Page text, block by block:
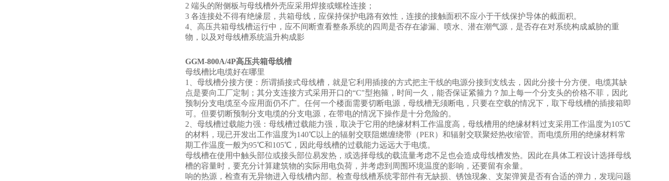
2 端头的附侧板与母线槽外壳应采用焊接或螺栓连接；
3 各连接处不得有绝缘层，共箱母线，应保持保护电路有效性，连接的接触面积不应小于干线保护导体的截面积。
4、高压共箱母线槽运行中，应不间断查看整条系统的四周是否存在渗漏、喷水、潜在潮气源，是否存在对系统构成威胁的重
物，以及对母线槽系统温升构成影
GGM-800A/4P高压共箱母线槽
母线槽比电缆好在哪里
1、母线槽分接方便：所谓插接式母线槽，就是它利用插接的方式把主干线的电源分接到支线去，因此分接十分方便。电缆其缺
点是要向工厂定制；其分支连接方式采用开口的“C"型抱箍，时间一久，能否保证紧箍力？加上每一个分支头的价格不菲，因此
预制分支电缆至今应用面仍不广。任何一个楼面需要切断电源，母线槽无须断电，只要在空载的情况下，取下母线槽的插接箱即
可。但要切断预制分支电缆的分支电源，在带电的情况下操作是十分危险的。
2、母线槽过载能力强：母线槽过载能力强，取决于它用的绝缘材料工作温度高，母线槽用的绝缘材料过支采用工作温度为105℃
的材料，现已开发出工作温度为140℃以上的辐射交联阻燃缠绕带（PER）和辐射交联聚烃热收缩管。而电缆所用的绝缘材料常
期工作温度一般为95℃和105℃，因此母线槽的过载能力远远大于电缆。
母线槽在使用中触头部位或接头部位易发热，或选择母线的载流量考虑不足也会造成母线槽发热。因此在具体工程设计选择母线
槽的容量时，要充分计算建筑物的实际用电负荷，并考虑到周围环境温度的影响，还要留有余量。
响的热源，检查有无异物进入母线槽内部。检查母线槽系统零部件有无缺损、锈蚀现象、支架弹簧是否有合适的弹力，发现问题